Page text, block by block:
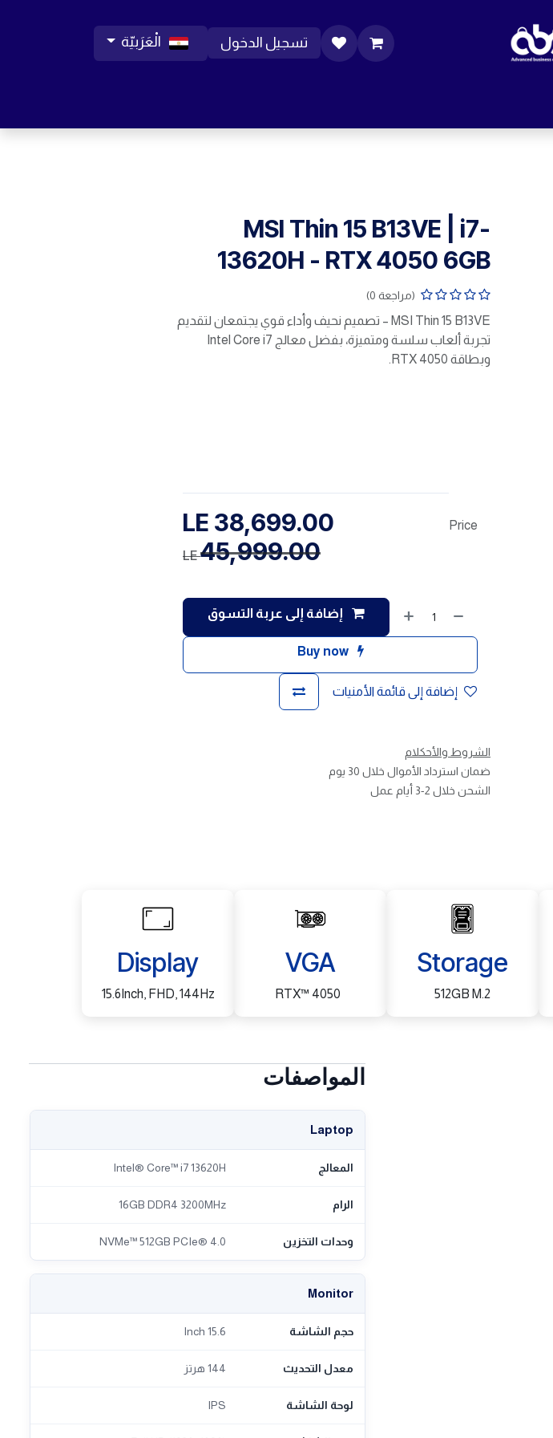
تسجيل الدخول الْعَرَبيّة
MSI Thin 15 B13VE | i7-
13620H - RTX 4050 6GB
(مراجعة 0)
MSI Thin 15 B13VE – تصميم نحيف وأداء قوي يجتمعان لتقديم
تجربة ألعاب سلسة ومتميزة، بفضل معالج Intel Core i7
وبطاقة RTX 4050.
إضافة إلى عربة التسوق
Buy now
إضافة إلى قائمة الأمنيات
Price
38,699.00
45,999.00
LE
الشروط والأحكلام
ضمان استرداد الأموال خلال 30 يوم
الشحن خلال 2-3 أيام عمل
Storage
512GB M.2
VGA
Display
15.6Inch, FHD, 144Hz
المواصفات
Laptop
المعالج Intel® Core™ i7 13620H
الرام 16GB DDR4 3200MHz
وحدات التخزين NVMe™ 512GB PCIe® 4.0
Monitor
حجم الشاشة 15.6 Inch
معدل التحديث 144 هرتز
لوحة الشاشة IPS